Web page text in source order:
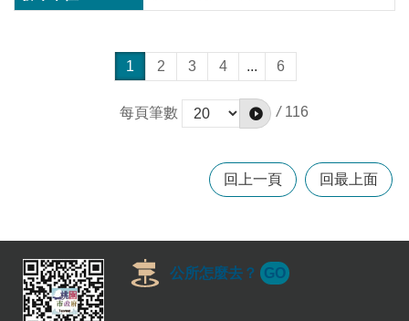
1 2 3 4 ... 6
每頁筆數 / 116
回上一頁 回最上面
公所怎麼去？ GO